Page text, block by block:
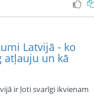
Latvijā - ko
atļauju un kā
ir ļoti svarīgi ikvienam